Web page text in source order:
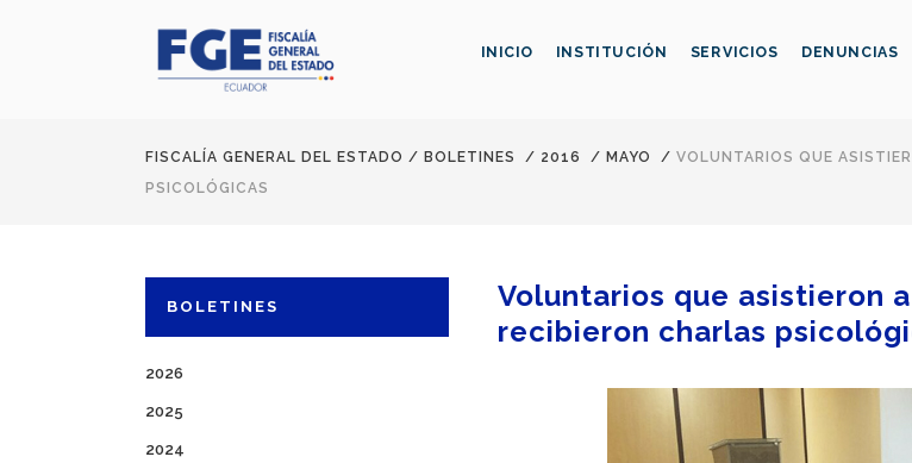
INICIO INSTITUCIÓN SERVICIOS DENUNCIAS
FISCALÍA GENERAL DEL ESTADO / BOLETINES / 2016 / MAYO / VOLUNTARIOS QUE
PSICOLÓGICAS
BOLETINES
2026
2025
2024
Voluntarios que asistieron
recibieron charlas